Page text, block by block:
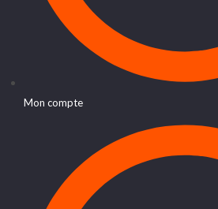
Mon compte